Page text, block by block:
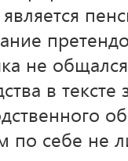
не
в
себе не